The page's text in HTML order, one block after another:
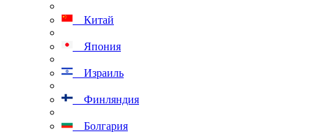
Китай
Япония
Израиль
Финляндия
Болгария